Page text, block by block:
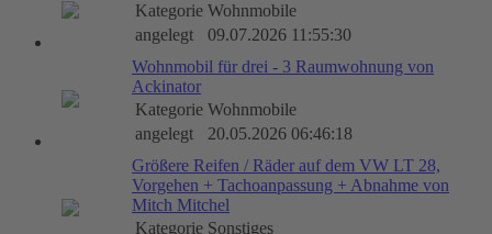
Kategorie Wohnmobile
angelegt
09.07.2026 11:55:30
Wohnmobil für drei - 3 Raumwohnung von
Ackinator
Kategorie Wohnmobile
angelegt
20.05.2026 06:46:18
Größere Reifen / Räder auf dem VW LT 28,
Vorgehen + Tachoanpassung + Abnahme von
Mitch Mitchel
Kategorie Sonstiges